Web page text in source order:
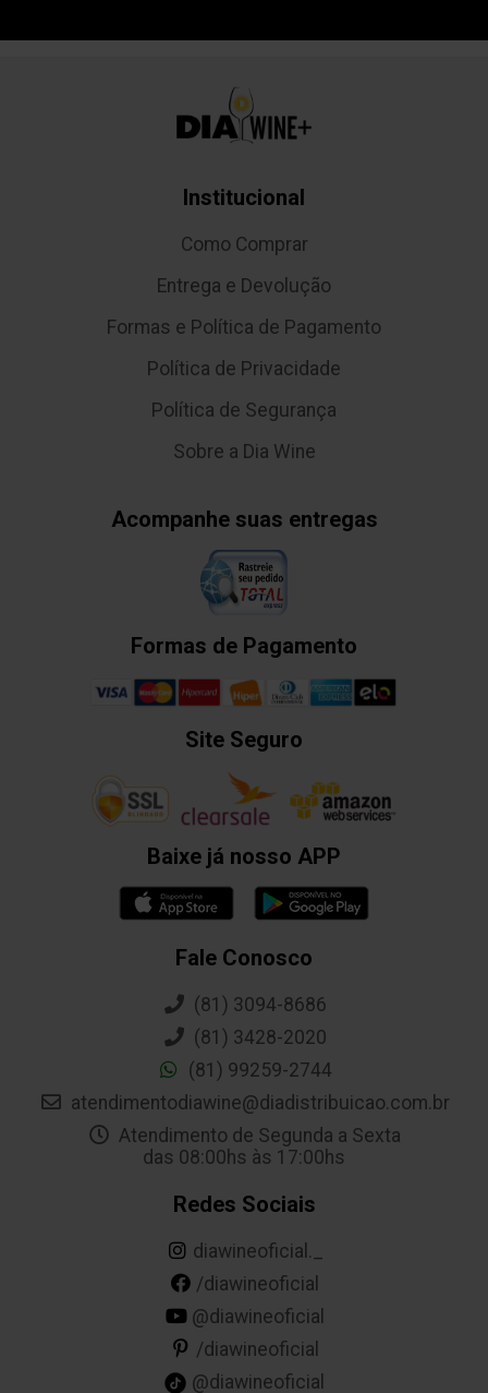
Institucional
Como Comprar
Entrega e Devolução
Formas e Política de Pagamento
Política de Privacidade
Política de Segurança
Sobre a Dia Wine
Acompanhe suas entregas
Formas de Pagamento
Site Seguro
Baixe já nosso APP
Fale Conosco
(81) 3094-8686
(81) 3428-2020
(81) 99259-2744
atendimentodiawine@diadistribuicao.com.br
Atendimento de Segunda a Sexta
das 08:00hs às 17:00hs
Redes Sociais
diawineoficial._
/diawineoficial
@diawineoficial
/diawineoficial
@diawineoficial